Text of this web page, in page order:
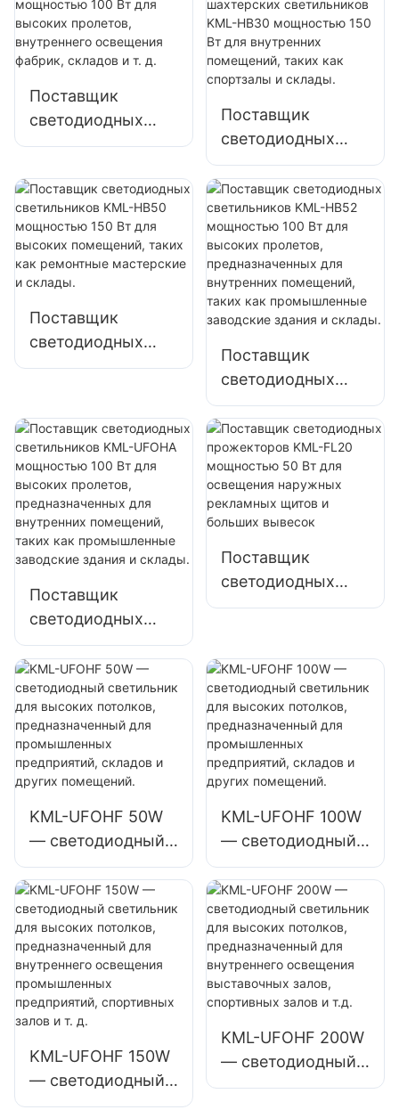
Вт для высоких
пролетов,
внутреннего
освещения
фабрик, складов и
Вт для высоких
пролетов,
внутреннего
освещения
фабрик, складов и
т. д.
Поставщик
светодиодных
светильников
мощностью 100
Вт для высоких
пролетов,
внутреннего
освещения
фабрик, складов и
т. д.
Поставщик
светодиодных
промышленных и
шахтерских
светильников
KML-HB30
мощностью 150
Вт для внутренних
помещений, таких
как спортзалы и
склады.
Поставщик
светодиодных
светильников
мощностью 150
Вт для высоких
помещений, таких
как ремонтные
мастерские и
склады.
Поставщик
светодиодных
светильников
KML-HB52
мощностью 100
Вт для высоких
пролетов,
предназначенных
для внутренних
помещений, таких
и склады.
Поставщик
светодиодных
светильников
KML-UFOHA
мощностью 100
Вт для высоких
пролетов,
предназначенных
для внутренних
помещений, таких
как
заводские здания
и склады.
Поставщик
светодиодных
прожекторов
для освещения
наружных
рекламных щитов
и больших
вывесок
KML-UFOHF 50W
— светодиодный
светильник для
высоких
потолков,
предназначенный
для
промышленных
предприятий,
складов и других
помещений.
KML-UFOHF 100W
— светодиодный
светильник для
высоких
потолков,
предназначенный
для
промышленных
предприятий,
складов и других
помещений.
KML-UFOHF 150W
— светодиодный
светильник для
KML-UFOHF 200W
— светодиодный
светильник для